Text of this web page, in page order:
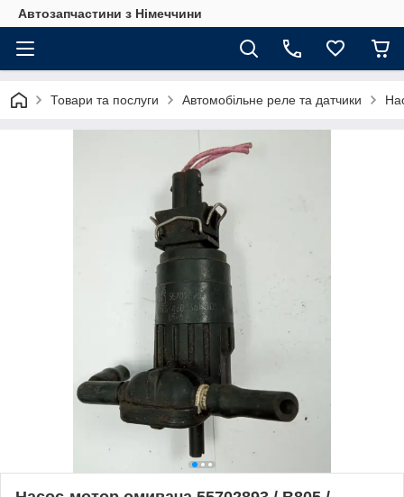
Автозапчастини з Німеччини
Товари та послуги Автомобільне реле та датчики